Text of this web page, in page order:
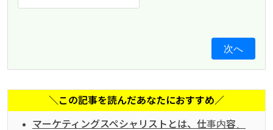
次へ
＼この記事を読んだあなたにおすすめ／
マーケティングスペシャリストとは、仕事内容、